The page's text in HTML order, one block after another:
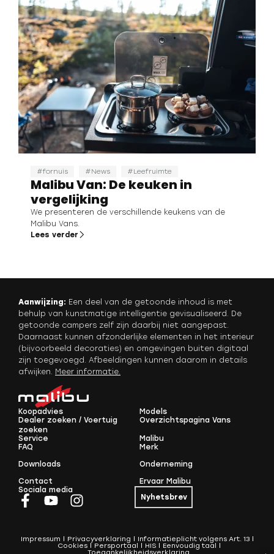
fornuis News Leefruimte
Malibu Van: De keuken in
vergelijking
We presenteren de verschillende keukens van de
Malibu Vans.
Lees verder
Aanwijzing: Een deel van de getoonde inhoud is met
behulp van kunstmatige intelligentie gevisualiseerd. De
getoonde campers zelf zijn daarbij niet aangepast.
Daarnaast kunnen afzonderlijke elementen in het interieur
(bijvoorbeeld decoraties) en omgevingen buiten digitaal
zijn toegevoegd. Afbeeldingen kunnen daarom in details
afwijken. Meer informatie.
Koopadvies
Dealer zoeken / Voertuig
zoeken
Models
Overzichtspagina Vans
Service
FAQ
Downloads
Contact
Malibu
Merk
Onderneming
Ervaar Malibu
Sociala media
Nyhetsbrev
Impressum Privacyverklaring
Informatieplicht volgens Art. 13
Cookies
Persportaal HIS
Eenvoudig taal
Toegankelijkheidsverklaring